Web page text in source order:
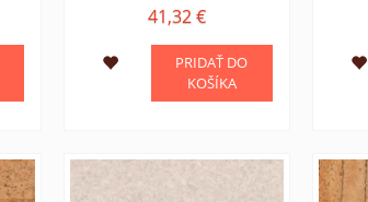
41,32 €
PRIDAŤ DO
KOŠÍKA